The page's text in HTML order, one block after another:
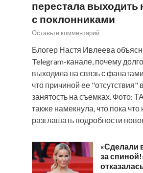
перестала выходить
с поклонниками
Оставьте комментарий
Блогер Настя Ивлеева
Telegram-канале, почему
выходила на связь с
что причиной ее "отсутствия"
занятость на съемках. Фото:
также намекнула, что пока
разглашать подробности
«Сделали
за